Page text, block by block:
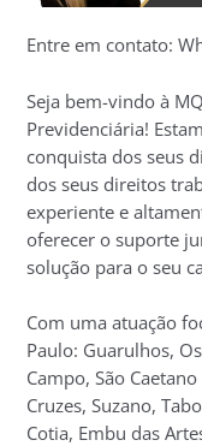
Entre em contato:
Seja bem-vindo à
Previdenciária!
conquista dos seus
dos seus direitos
experiente e
oferecer o suporte
solução para o seu
Com uma atuação
Paulo: Guarulhos,
Campo, São
Cruzes, Suzano,
Cotia, Embu das